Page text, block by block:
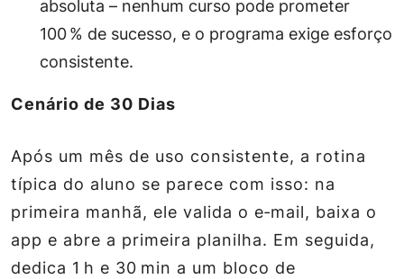
absoluta – nenhum curso pode prometer
100 % de sucesso, e o programa exige esforço
consistente.
Cenário de 30 Dias
Após um mês de uso consistente, a rotina
típica do aluno se parece com isso: na
primeira manhã, ele valida o e‑mail, baixa o
app e abre a primeira planilha. Em seguida,
dedica 1 h e 30 min a um bloco de